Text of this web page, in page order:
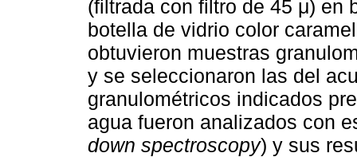
(filtrada con filtro de 45 μ) en
botella de vidrio color
obtuvieron muestras
y se seleccionaron las del
granulométricos indicados
agua fueron analizados con
down spectroscopy) y sus